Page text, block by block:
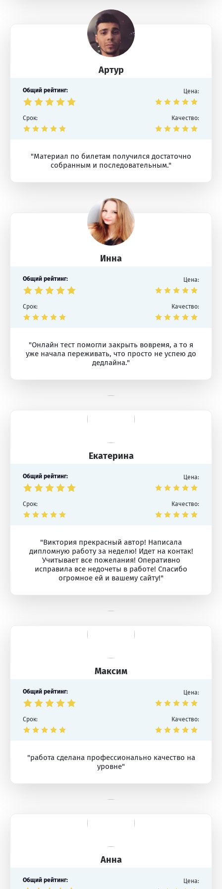
Артур
Общий рейтинг: Цена:
Срок: Качество:
"Материал по билетам получился достаточно
собранным и последовательным."
Инна
Общий рейтинг: Цена:
Срок: Качество:
"Онлайн тест помогли закрыть вовремя, а то я
уже начала переживать, что просто не успею до
дедлайна."
Екатерина
Общий рейтинг: Цена:
Срок: Качество:
"Виктория прекрасный автор! Написала
дипломную работу за неделю! Идет на контак!
Учитывает все пожелания! Оперативно
исправила все недочеты в работе! Спасибо
огромное ей и вашему сайту!"
Максим
Общий рейтинг: Цена:
Срок: Качество:
"работа сделана профессионально качество на
уровне"
Анна
Общий рейтинг: Цена: